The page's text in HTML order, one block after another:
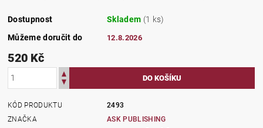
Dostupnost Skladem (1 ks)
Můžeme doručit do
12.8.2026
520 Kč
KÓD PRODUKTU
2493
ZNAČKA
ASK PUBLISHING